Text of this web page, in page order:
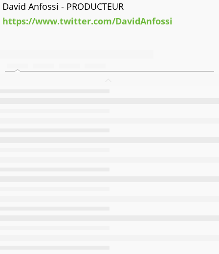
David Anfossi - PRODUCTEUR
https://www.twitter.com/DavidAnfossi